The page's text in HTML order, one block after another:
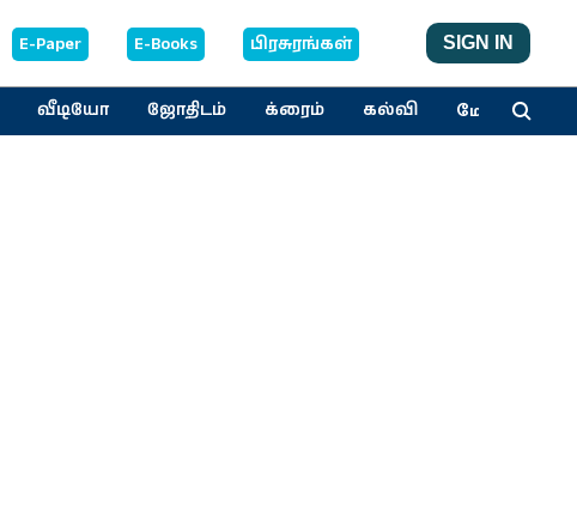
E-Paper E-Books பிரசுரங்கள் SIGN IN
வீடியோ ஜோதிடம் க்ரைம் கல்வி மேலும்